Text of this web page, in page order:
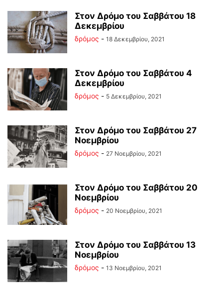
Στον Δρόμο του Σαββάτου 18
Δεκεμβρίου
δρόμος - 18 Δεκεμβρίου, 2021
Στον Δρόμο του Σαββάτου 4
Δεκεμβρίου
δρόμος - 5 Δεκεμβρίου, 2021
Στον Δρόμο του Σαββάτου 27
Νοεμβρίου
δρόμος - 27 Νοεμβρίου, 2021
Στον Δρόμο του Σαββάτου 20
Νοεμβρίου
δρόμος - 20 Νοεμβρίου, 2021
Στον Δρόμο του Σαββάτου 13
Νοεμβρίου
δρόμος - 13 Νοεμβρίου, 2021